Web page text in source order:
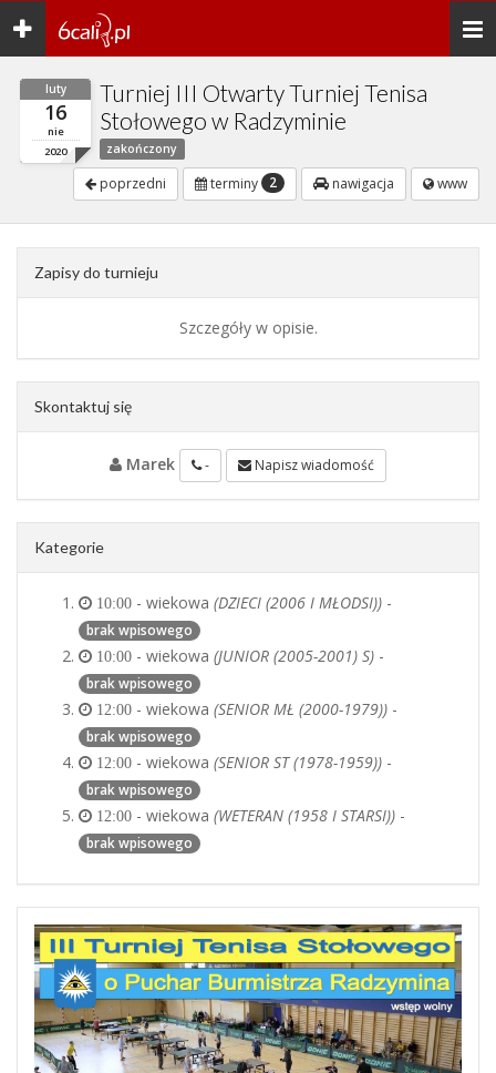
Toggle
navigation
luty
16
nie
2020
Turniej III Otwarty Turniej Tenisa
Stołowego w Radzyminie
zakończony
poprzedni terminy 2 nawigacja www
Zapisy do turnieju
Szczegóły w opisie.
Skontaktuj się
Marek - Napisz wiadomość
Kategorie
10:00 - wiekowa (DZIECI (2006 I MŁODSI)) -
brak wpisowego
10:00 - wiekowa (JUNIOR (2005-2001) S) -
brak wpisowego
12:00 - wiekowa (SENIOR MŁ (2000-1979)) -
brak wpisowego
12:00 - wiekowa (SENIOR ST (1978-1959)) -
brak wpisowego
12:00 - wiekowa (WETERAN (1958 I STARSI)) -
brak wpisowego